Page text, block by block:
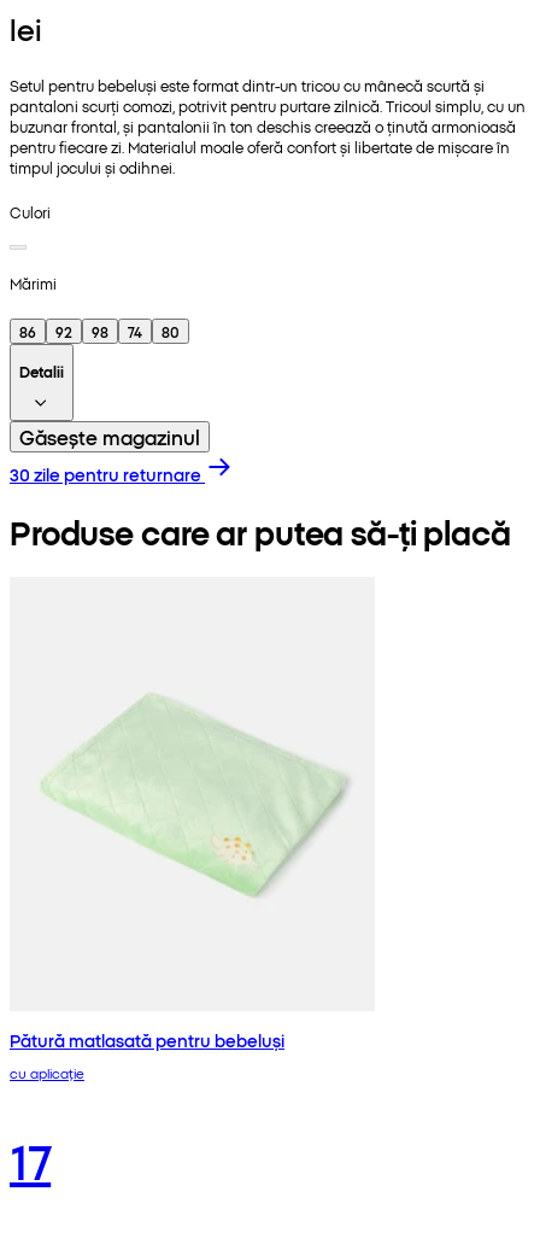
lei
Setul pentru bebeluși este format dintr-un tricou cu mânecă scurtă și
pantaloni scurți comozi, potrivit pentru purtare zilnică. Tricoul simplu, cu un
buzunar frontal, și pantalonii în ton deschis creează o ținută armonioasă
pentru fiecare zi. Materialul moale oferă confort și libertate de mișcare în
timpul jocului și odihnei.
Culori
Mărimi
86 92 98 74
80
Detalii
Găsește magazinul
30 zile pentru returnare
Produse care ar putea să-ți placă
Pătură matlasată pentru bebeluși
cu aplicație
17